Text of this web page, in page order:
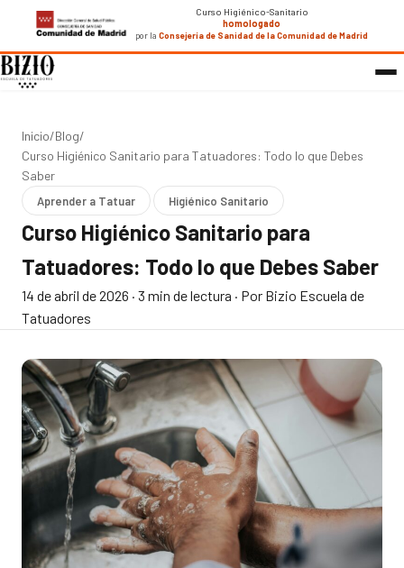
Curso Higiénico-Sanitario
homologado
por laConsejería de Sanidad de la Comunidad de Madrid
Inicio/Blog/
Curso Higiénico Sanitario para Tatuadores: Todo lo que Debes
Saber
Aprender a Tatuar Higiénico Sanitario
Curso Higiénico Sanitario para
Tatuadores: Todo lo que Debes Saber
14 de abril de 2026 · 3 min de lectura · Por Bizio Escuela de
Tatuadores